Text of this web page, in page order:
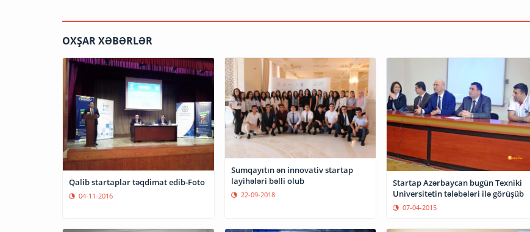
OXŞAR XƏBƏRLƏR
Qalib startaplar təqdimat edib-Foto
04-11-2016
Sumqayıtın ən innovativ startap
layihələri bəlli olub
22-09-2018
Startap Azərbaycan bugün Texniki
Universitetin tələbələri ilə görüşüb
07-04-2015